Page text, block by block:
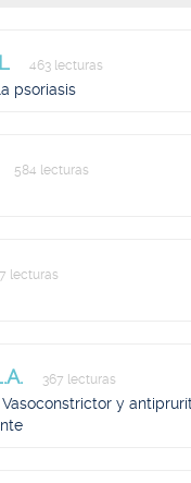
463 lecturas
psoriasis
584 lecturas
lecturas
367 lecturas
y